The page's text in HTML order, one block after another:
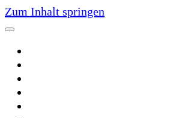
Zum Inhalt springen